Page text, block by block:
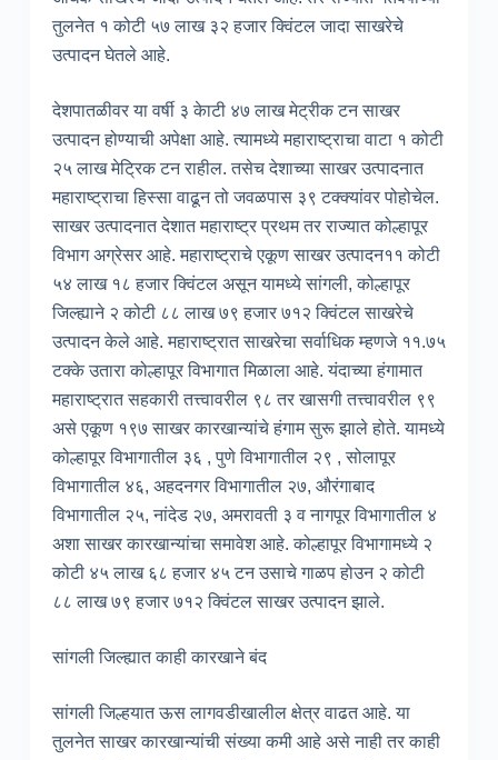
तुलनेत १ कोटी ५७ लाख ३२ हजार क्विंटल जादा साखरेचे
उत्पादन घेतले आहे.
देशपातळीवर या वर्षी ३ केाटी ४७ लाख मेट्रीक टन साखर
उत्पादन होण्याची अपेक्षा आहे. त्यामध्ये महाराष्ट्राचा वाटा १ कोटी
२५ लाख मेट्रिक टन राहील. तसेच देशाच्या साखर उत्पादनात
महाराष्ट्राचा हिस्सा वाढून तो जवळपास ३९ टक्क्यांवर पोहोचेल.
साखर उत्पादनात देशात महाराष्ट्र प्रथम तर राज्यात कोल्हापूर
विभाग अग्रेसर आहे. महाराष्ट्राचे एकूण साखर उत्पादन११ कोटी
५४ लाख १८ हजार क्विंटल असून यामध्ये सांगली, कोल्हापूर
जिल्ह्याने २ कोटी ८८ लाख ७९ हजार ७१२ क्विंटल साखरेचे
उत्पादन केले आहे. महाराष्ट्रात साखरेचा सर्वाधिक म्हणजे ११.७५
टक्के उतारा कोल्हापूर विभागात मिळाला आहे. यंदाच्या हंगामात
महाराष्ट्रात सहकारी तत्त्वावरील ९८ तर खासगी तत्त्वावरील ९९
असे एकूण १९७ साखर कारखान्यांचे हंगाम सुरू झाले होते. यामध्ये
कोल्हापूर विभागातील ३६ , पुणे विभागातील २९ , सोलापूर
विभागातील ४६, अहदनगर विभागातील २७, औरंगाबाद
विभागातील २५, नांदेड २७, अमरावती ३ व नागपूर विभागातील ४
अशा साखर कारखान्यांचा समावेश आहे. कोल्हापूर विभागामध्ये २
कोटी ४५ लाख ६८ हजार ४५ टन उसाचे गाळप होउन २ कोटी
८८ लाख ७९ हजार ७१२ क्विंटल साखर उत्पादन झाले.
सांगली जिल्ह्यात काही कारखाने बंद
सांगली जिल्हयात ऊस लागवडीखालील क्षेत्र वाढत आहे. या
तुलनेत साखर कारखान्यांची संख्या कमी आहे असे नाही तर काही